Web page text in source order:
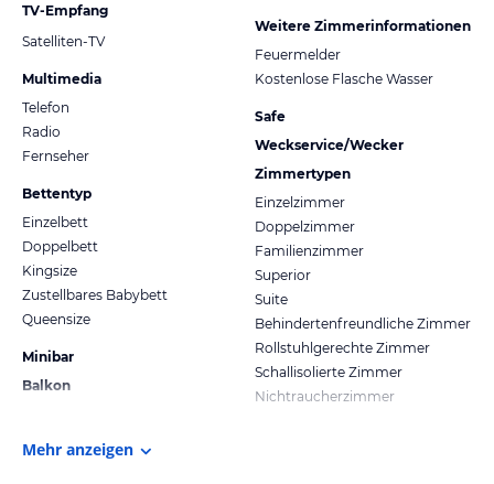
TV-Empfang
Satelliten-TV
Multimedia
Telefon
Radio
Fernseher
Bettentyp
Einzelbett
Doppelbett
Kingsize
Zustellbares Babybett
Queensize
Minibar
Balkon
Weitere Zimmerinformationen
Feuermelder
Kostenlose Flasche Wasser
Safe
Weckservice/Wecker
Zimmertypen
Einzelzimmer
Doppelzimmer
Familienzimmer
Superior
Suite
Behindertenfreundliche Zimmer
Rollstuhlgerechte Zimmer
Schallisolierte Zimmer
Nichtraucherzimmer
Mehr anzeigen